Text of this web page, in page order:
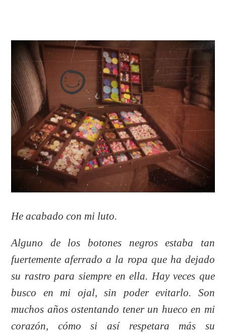
He acabado con mi luto.
Alguno de los botones negros estaba tan
fuertemente aferrado a la ropa que ha dejado
su rastro para siempre en ella. Hay veces que
busco en mi ojal, sin poder evitarlo. Son
muchos años ostentando tener un hueco en mi
corazón, cómo si así respetara más su